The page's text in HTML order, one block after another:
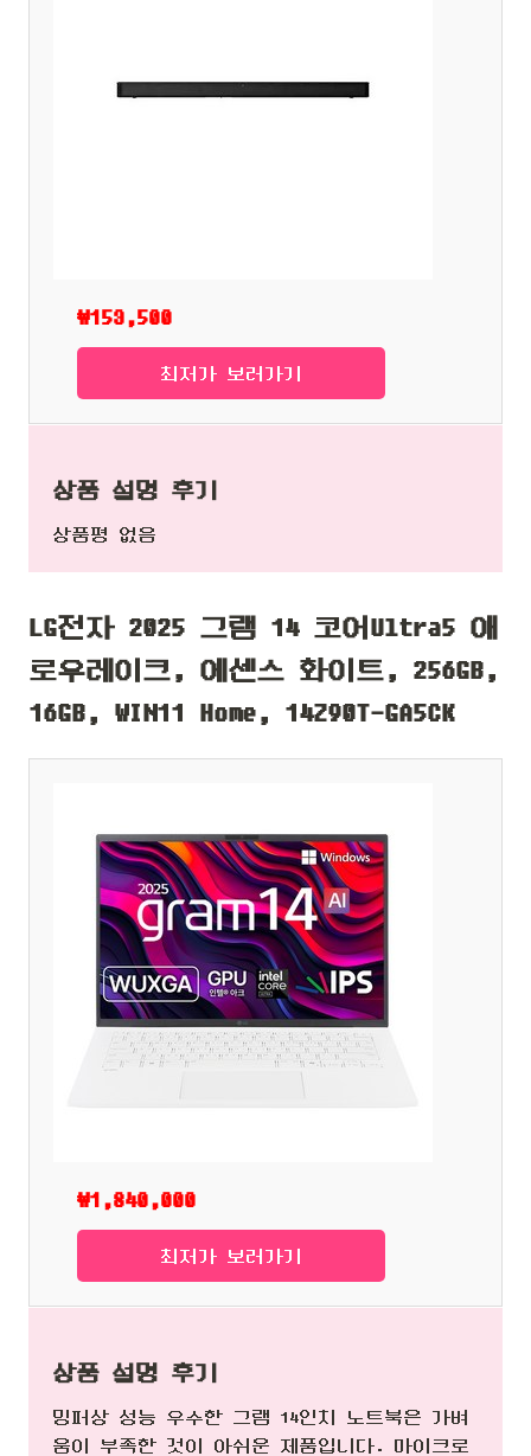
₩153,500
최저가 보러가기
상품 설명 후기
상품평 없음
LG전자 2025 그램 14 코어Ultra5 애
로우레이크, 에센스 화이트, 256GB,
16GB, WIN11 Home, 14Z90T-GA5CK
₩1,840,000
최저가 보러가기
상품 설명 후기
밍퍼상 성능 우수한 그램 14인치 노트북은 가벼
움이 부족한 것이 아쉬운 제품입니다. 마이크로